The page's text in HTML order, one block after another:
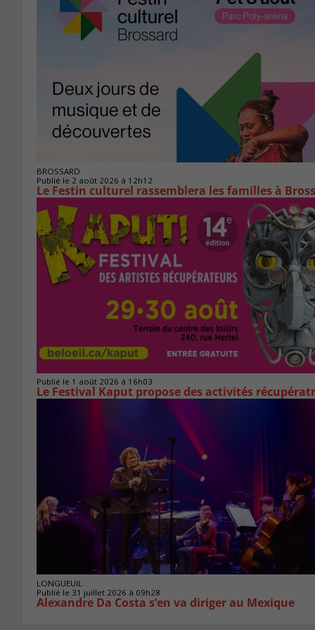
BROSSARD
Publié le 2 août 2026 à 12h12
Le Festin culturel rassemblera les familles à
Publié le 1 août 2026 à 16h03
Le Festival Kaput propose des activités
LONGUEUIL
Publié le 31 juillet 2026 à 09h28
Alexandre Da Costa s’en va diriger au Mexique